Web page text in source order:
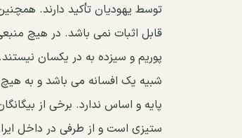
توسط یهودیان تأکید دارند.
قابل اثبات نمی باشد. در هیچ
پوریم و سیزده به در یکسان
شبیه یک افسانه می باشد و به
پایه و اساس ندارد. برخی از
ستیزی است و از طرفی در داخل